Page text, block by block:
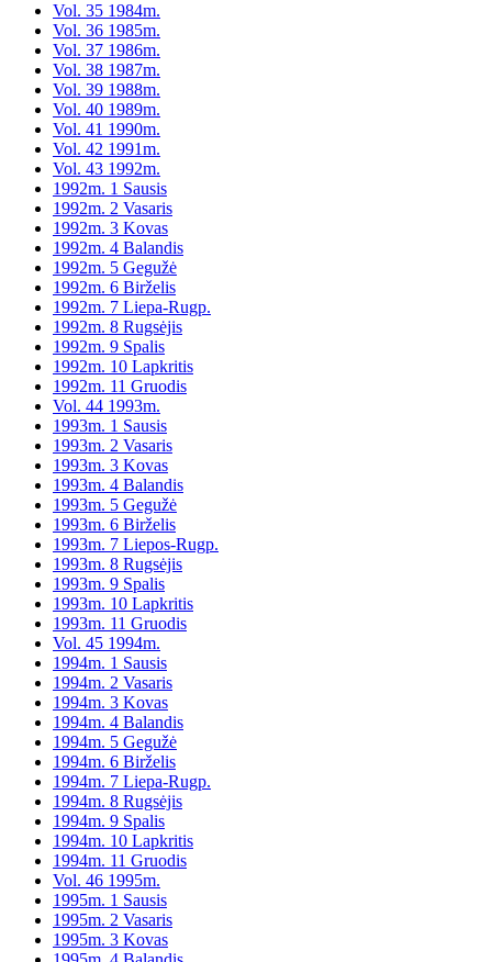
Vol. 35 1984m.
Vol. 36 1985m.
Vol. 37 1986m.
Vol. 38 1987m.
Vol. 39 1988m.
Vol. 40 1989m.
Vol. 41 1990m.
Vol. 42 1991m.
Vol. 43 1992m.
1992m. 1 Sausis
1992m. 2 Vasaris
1992m. 3 Kovas
1992m. 4 Balandis
1992m. 5 Gegužė
1992m. 6 Birželis
1992m. 7 Liepa-Rugp.
1992m. 8 Rugsėjis
1992m. 9 Spalis
1992m. 10 Lapkritis
1992m. 11 Gruodis
Vol. 44 1993m.
1993m. 1 Sausis
1993m. 2 Vasaris
1993m. 3 Kovas
1993m. 4 Balandis
1993m. 5 Gegužė
1993m. 6 Birželis
1993m. 7 Liepos-Rugp.
1993m. 8 Rugsėjis
1993m. 9 Spalis
1993m. 10 Lapkritis
1993m. 11 Gruodis
Vol. 45 1994m.
1994m. 1 Sausis
1994m. 2 Vasaris
1994m. 3 Kovas
1994m. 4 Balandis
1994m. 5 Gegužė
1994m. 6 Birželis
1994m. 7 Liepa-Rugp.
1994m. 8 Rugsėjis
1994m. 9 Spalis
1994m. 10 Lapkritis
1994m. 11 Gruodis
Vol. 46 1995m.
1995m. 1 Sausis
1995m. 2 Vasaris
1995m. 3 Kovas